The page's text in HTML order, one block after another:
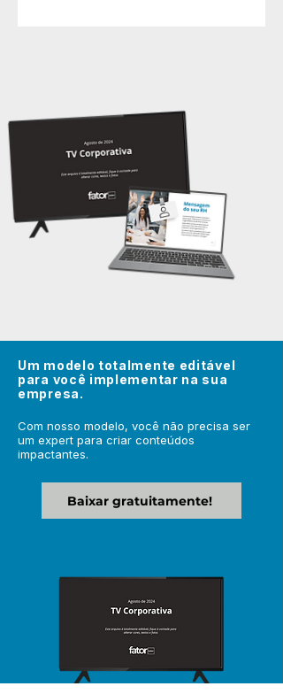
Um modelo totalmente editável
para você implementar na sua
empresa.
Com nosso modelo, você não precisa ser
um expert para criar conteúdos
impactantes.
Baixar gratuitamente!